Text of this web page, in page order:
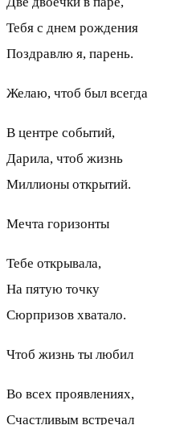
Тебя с днем рождения
Поздравлю я, парень.
Желаю, чтоб был всегда
В центре событий,
Дарила, чтоб жизнь
Миллионы открытий.
Мечта горизонты
Тебе открывала,
На пятую точку
Сюрпризов хватало.
Чтоб жизнь ты любил
Во всех проявлениях,
Счастливым встречал